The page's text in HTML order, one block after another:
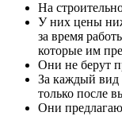
На
У них цены
за время
которые им
Они не берут
За каждый вид
только после
Они